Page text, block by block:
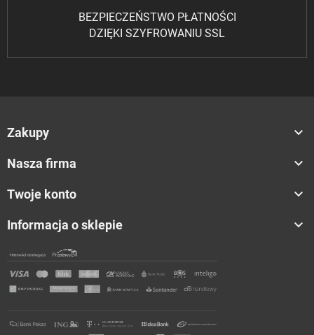
BEZPIECZEŃSTWO PŁATNOŚCI
DZIĘKI SZYFROWANIU SSL
Zakupy 
Nasza firma 
Twoje konto 
Informacja o sklepie 